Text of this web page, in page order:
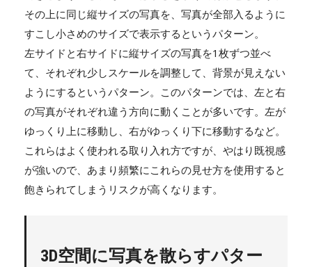
その上に同じ縦サイズの写真を、写真が全部入るように
すこし小さめのサイズで表示するというパターン。
左サイドと右サイドに縦サイズの写真を1枚ずつ並べ
て、それぞれ少しスケールを調整して、背景が見えない
ようにするというパターン。このパターンでは、左と右
の写真がそれぞれ違う方向に動くことが多いです。左が
ゆっくり上に移動し、右がゆっくり下に移動するなど。
これらはよく使われる取り入れ方ですが、やはり既視感
が強いので、あまり頻繁にこれらの見せ方を使用すると
飽きられてしまうリスクが高くなります。
3D空間に写真を散らすパター